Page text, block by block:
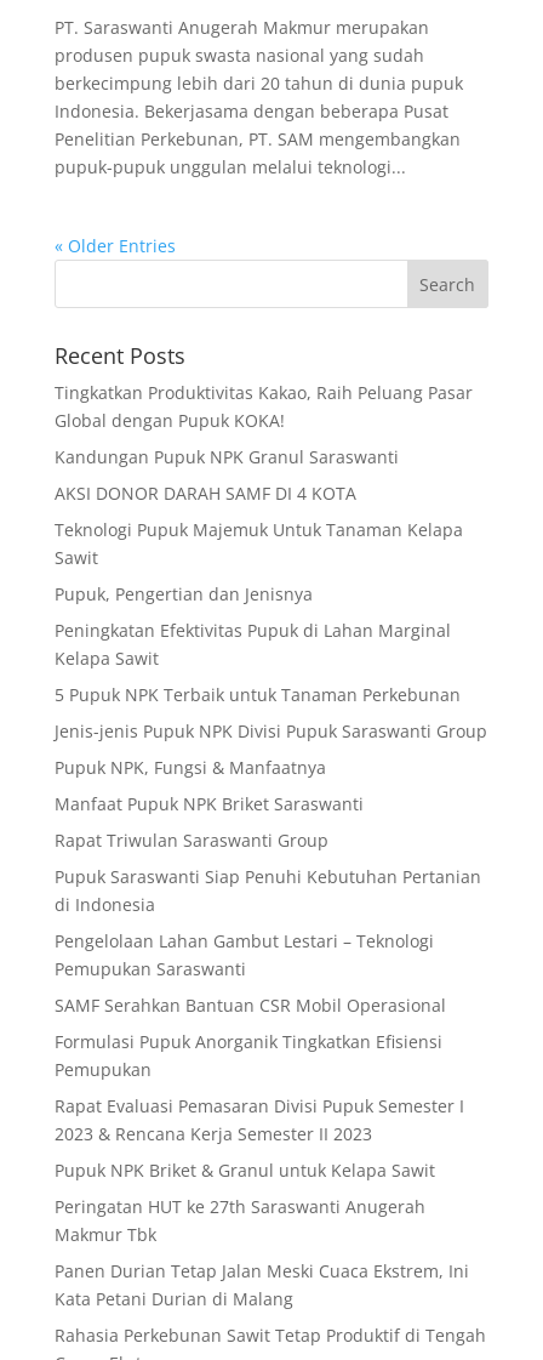
PT. Saraswanti Anugerah Makmur merupakan
produsen pupuk swasta nasional yang sudah
berkecimpung lebih dari 20 tahun di dunia pupuk
Indonesia. Bekerjasama dengan beberapa Pusat
Penelitian Perkebunan, PT. SAM mengembangkan
pupuk-pupuk unggulan melalui teknologi...
« Older Entries
Recent Posts
Tingkatkan Produktivitas Kakao, Raih Peluang Pasar
Global dengan Pupuk KOKA!
Kandungan Pupuk NPK Granul Saraswanti
AKSI DONOR DARAH SAMF DI 4 KOTA
Teknologi Pupuk Majemuk Untuk Tanaman Kelapa
Sawit
Pupuk, Pengertian dan Jenisnya
Peningkatan Efektivitas Pupuk di Lahan Marginal
Kelapa Sawit
5 Pupuk NPK Terbaik untuk Tanaman Perkebunan
Jenis-jenis Pupuk NPK Divisi Pupuk Saraswanti Group
Pupuk NPK, Fungsi & Manfaatnya
Manfaat Pupuk NPK Briket Saraswanti
Rapat Triwulan Saraswanti Group
Pupuk Saraswanti Siap Penuhi Kebutuhan Pertanian
di Indonesia
Pengelolaan Lahan Gambut Lestari – Teknologi
Pemupukan Saraswanti
SAMF Serahkan Bantuan CSR Mobil Operasional
Formulasi Pupuk Anorganik Tingkatkan Efisiensi
Pemupukan
Rapat Evaluasi Pemasaran Divisi Pupuk Semester I
2023 & Rencana Kerja Semester II 2023
Pupuk NPK Briket & Granul untuk Kelapa Sawit
Peringatan HUT ke 27th Saraswanti Anugerah
Makmur Tbk
Panen Durian Tetap Jalan Meski Cuaca Ekstrem, Ini
Kata Petani Durian di Malang
Rahasia Perkebunan Sawit Tetap Produktif di Tengah